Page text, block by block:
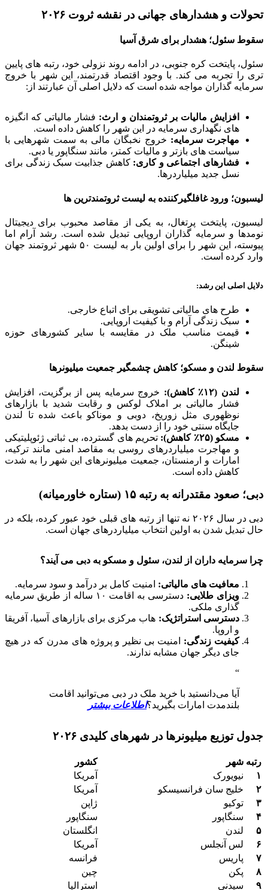
تحولات و هشدارهای جهانی در نقشه ثروت ۲۰۲۶
سقوط سئول؛ هشدار برای شرق آسیا
سئول، پایتخت کره جنوبی، در ادامه روند نزولی خود، رتبه های پایین
تری را تجربه می کند. با وجود اقتصاد قدرتمند، این شهر با خروج
سرمایه گذاران مواجه شده است که دلایل اصلی آن عبارتند از:
افزایش مالیات بر ثروتمندان و ارث: فشار مالیاتی که انگیزه
های نگهداری سرمایه در این شهر را کاهش داده است.
مهاجرت سرمایه: خروج نخبگان مالی به سمت شهرهایی با
سیاست های بازتر و مالیات کمتر، مانند سنگاپور یا دبی.
فشارهای اجتماعی و کاری: کاهش جذابیت سبک زندگی برای
نسل جدید میلیاردرها.
لیسبون؛ ورود غافلگیرکننده به لیست ثروتمندترین ها
لیسبون، پایتخت پرتغال، به یکی از مقاصد محبوب برای دیجیتال
نومدها و سرمایه گذاران اروپایی تبدیل شده است. رشد آرام اما
پیوسته، این شهر را برای اولین بار به لیست ۵۰ شهر ثروتمند جهان
وارد کرده است.
دلایل اصلی این رشد:
طرح های مالیاتی تشویقی برای اتباع خارجی.
سبک زندگی آرام و با کیفیت اروپایی.
قیمت مناسب ملک در مقایسه با سایر کشورهای حوزه
شینگن.
سقوط لندن و مسکو؛ کاهش چشمگیر جمعیت میلیونرها
لندن (۱۲٪ کاهش):
خروج سرمایه پس از برگزیت، افزایش
فشار مالیاتی بر املاک لوکس و رقابت شدید با بازارهای
نوظهوری مثل زوریخ، دوبی و موناکو باعث شده تا لندن
جایگاه سنتی خود را از دست بدهد.
مسکو (۲۵٪ کاهش):
تحریم های گسترده، بی ثباتی ژئوپلیتیکی
و مهاجرت میلیاردرهای روسی به مقاصد امنی مانند ترکیه،
امارات و ارمنستان، جمعیت میلیونرهای این شهر را به شدت
کاهش داده است.
دبی؛ صعود مقتدرانه به رتبه ۱۵ (ستاره خاورمیانه)
دبی در سال ۲۰۲۶ نه تنها از رتبه های قبلی خود عبور کرده، بلکه در
حال تبدیل شدن به اولین انتخاب میلیاردرهای جهان است.
چرا سرمایه داران از لندن، سئول و مسکو به دبی می آیند؟
معافیت های مالیاتی: امنیت کامل بر درآمد و سود سرمایه.
ویزای طلایی:
دسترسی به اقامت ۱۰ ساله از طریق سرمایه
گذاری ملکی.
دسترسی استراتژیک: هاب مرکزی برای بازارهای آسیا، آفریقا
و اروپا.
کیفیت زندگی: امنیت بی نظیر و پروژه های مدرن که در هیچ
جای دیگر جهان مشابه ندارند.
آیا می‌دانستید با خرید ملک در دبی می‌توانید اقامت
بلندمدت امارات بگیرید؟اطلاعات بیشتر
جدول توزیع میلیونرها در شهرهای کلیدی ۲۰۲۶
رتبه شهر
کشور
۱
نیویورک
آمریکا
۲
خلیج سان فرانسیسکو
آمریکا
۳
توکیو
ژاپن
۴
سنگاپور
سنگاپور
۵
لندن
انگلستان
۶
لس آنجلس
آمریکا
۷
پاریس
فرانسه
۸
پکن
چین
۹
سیدنی استرالیا